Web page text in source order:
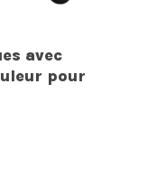
avec
pour